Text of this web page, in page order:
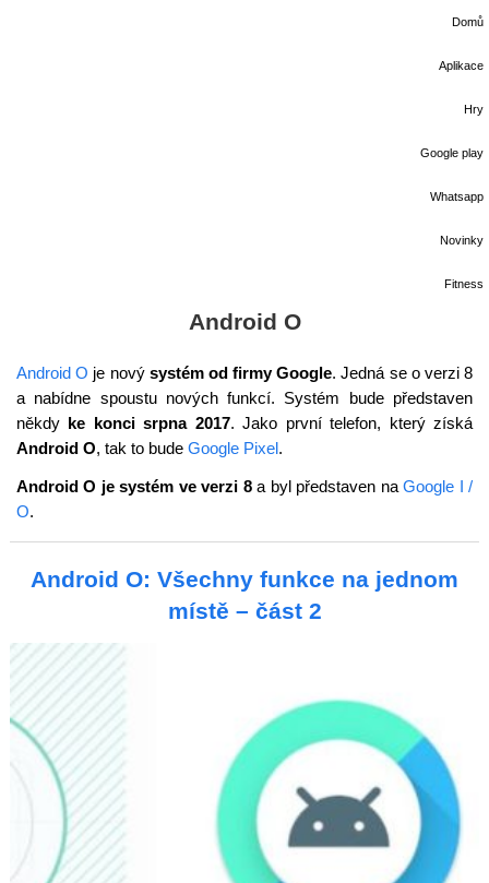
Domů
Aplikace
Hry
Google play
Whatsapp
Novinky
Fitness
Android O
Android O je nový systém od firmy Google. Jedná se o verzi 8
a nabídne spoustu nových funkcí. Systém bude představen
někdy ke konci srpna 2017. Jako první telefon, který získá
Android O, tak to bude Google Pixel.
Android O je systém ve verzi 8a byl představen naGoogle I /
O.
Android O: Všechny funkce na jednom
místě – část 2